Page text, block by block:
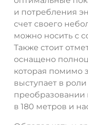
и потребления
счет своего
можно носить с
Также стоит
оснащено
которая помимо
выступает в
преобразовании
в 180 метров и